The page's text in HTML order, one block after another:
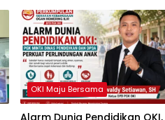
OKI Maju Bersama